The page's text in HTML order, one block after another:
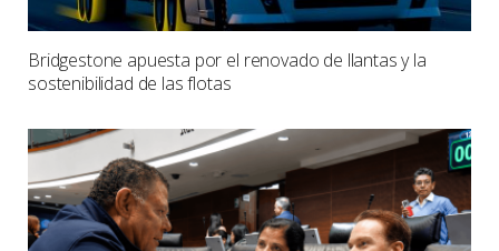
Bridgestone apuesta por el renovado de llantas y la
sostenibilidad de las flotas